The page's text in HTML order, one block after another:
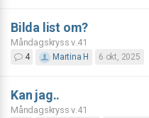
Bilda list om?
Måndagskryss v.41
4 Martina H 6 okt, 2025
Kan jag..
Måndagskryss v.41